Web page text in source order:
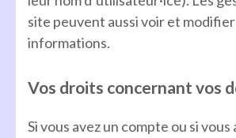
site peuvent aussi voir et
informations.
Vos droits concernant vos
Si vous avez un compte ou si vous